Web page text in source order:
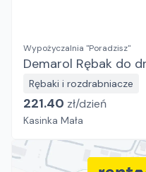
Wypożyczalnia "Poradzisz"
Demarol Rębak do
Rębaki i rozdrabniacze
221.40 zł/dzień
Kasinka Mała